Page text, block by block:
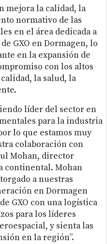
mejora la calidad, la
normativo de las
en el área dedicada a
GXO en Dormagen, lo
en la expansión de
con los altos
la salud, la
líder del sector en
para la industria
lo que estamos muy
colaboración con
Mohan, director
continental. Mohan
a nuestras
en Dormagen
GXO con una logística
para los líderes
y sienta las
en la región”.